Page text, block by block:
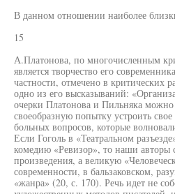
В данном отношении наиболее
15
А.Платонова, по многочисленным
является творчество его
частности, отмечено в
одно из его высказываний:
очерки Платонова и Пильняка можно
своеобразную попытку устроить
больных вопросов, которые
Если Гоголь в «Театральном
комедию «Ревизор», то наши авторы
произведения, а великую
современности, в бальзаковском,
«жанра» (20, с. 170). Речь идет не